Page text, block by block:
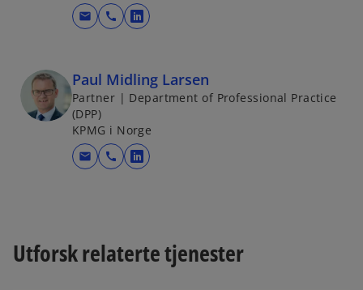
mail call
o
n
s
n
a
a
Paul Midling Larsen
Partner | Department of Professional Practice
(DPP)
KPMG i Norge
mail call
o
i
Utforsk relaterte tjenester